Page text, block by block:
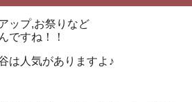
ップ,お祭りなど
ですね！！
は人気がありますよ♪